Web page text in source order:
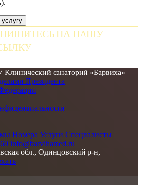
НА НАШУ
санаторий «Барвиха»
Президента
Номера Услуги Специалисты
info@barvihamed.ru
обл., Одинцовский р-н,